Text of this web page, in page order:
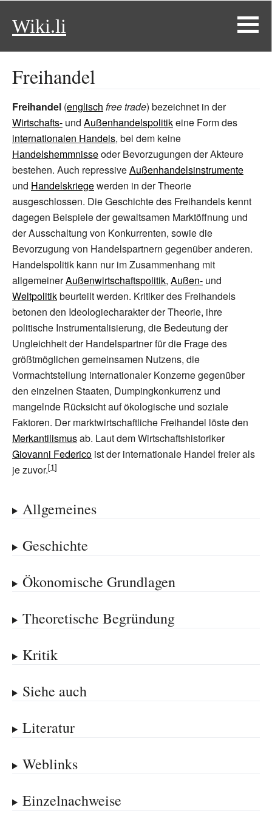
Wiki.li
Freihandel
Freihandel (englisch free trade) bezeichnet in der
Wirtschafts- und Außenhandelspolitikeine Form des
internationalen Handels, bei dem keine
Handelshemmnisseoder Bevorzugungen der Akteure
bestehen. Auch repressiveAußenhandelsinstrumente
und Handelskriegewerden in der Theorie
ausgeschlossen. Die Geschichte des Freihandels kennt
dagegen Beispiele der gewaltsamen Marktöffnung und
der Ausschaltung von Konkurrenten, sowie die
Bevorzugung von Handelspartnern gegenüber anderen.
Handelspolitik kann nur im Zusammenhang mit
allgemeinerAußenwirtschaftspolitik, Außen- und
Weltpolitikbeurteilt werden. Kritiker des Freihandels
betonen den Ideologiecharakter der Theorie, ihre
politische Instrumentalisierung, die Bedeutung der
Ungleichheit der Handelspartner für die Frage des
größtmöglichen gemeinsamen Nutzens, die
Vormachtstellung internationaler Konzerne gegenüber
den einzelnen Staaten, Dumpingkonkurrenz und
mangelnde Rücksicht auf ökologische und soziale
Faktoren. Der marktwirtschaftliche Freihandel löste den
Merkantilismusab. Laut dem Wirtschaftshistoriker
Giovanni Federico ist der internationale Handel freier als
je zuvor.
Allgemeines
Geschichte
Ökonomische Grundlagen
Theoretische Begründung
Kritik
Siehe auch
Literatur
Weblinks
Einzelnachweise